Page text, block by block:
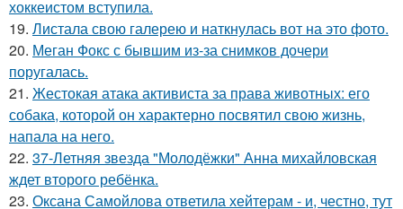
хоккеистом вступила.
19. Листала свою галерею и наткнулась вот на это фото.
20. Меган Фокс с бывшим из-за снимков дочери
поругалась.
21. Жестокая атака активиста за права животных: его
собака, которой он характерно посвятил свою жизнь,
напала на него.
22. 37-Летняя звезда "Молодёжки" Анна михайловская
ждет второго ребёнка.
23. Оксана Самойлова ответила хейтерам - и, честно, тут